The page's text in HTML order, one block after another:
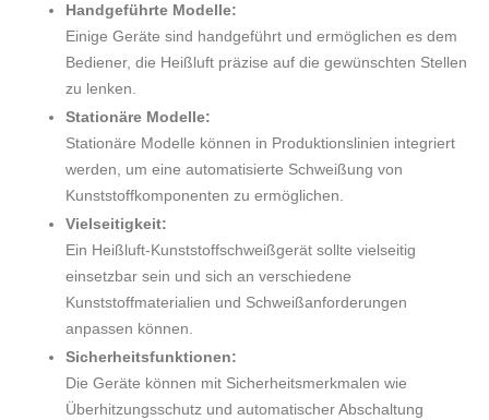
Handgeführte Modelle:
Einige Geräte sind handgeführt und ermöglichen es dem
Bediener, die Heißluft präzise auf die gewünschten Stellen
zu lenken.
Stationäre Modelle:
Stationäre Modelle können in Produktionslinien integriert
werden, um eine automatisierte Schweißung von
Kunststoffkomponenten zu ermöglichen.
Vielseitigkeit:
Ein Heißluft-Kunststoffschweißgerät sollte vielseitig
einsetzbar sein und sich an verschiedene
Kunststoffmaterialien und Schweißanforderungen
anpassen können.
Sicherheitsfunktionen:
Die Geräte können mit Sicherheitsmerkmalen wie
Überhitzungsschutz und automatischer Abschaltung